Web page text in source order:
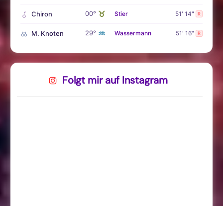
Chiron 00° ♉ Stier 51' 14" R
M. Knoten 29° ♒ Wassermann 51' 16" R
Folgt mir auf Instagram